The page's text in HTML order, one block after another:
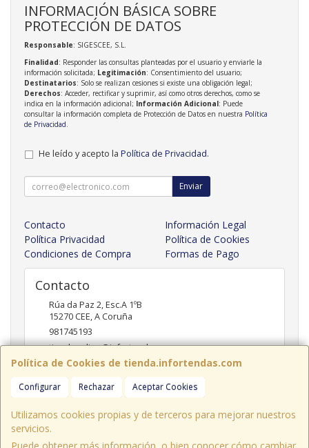
Política de Cookies de tienda.infortendas.com
Configurar Rechazar Aceptar Cookies
Utilizamos cookies propias y de terceros para mejorar nuestros
servicios.
INFORMACIÓN BÁSICA SOBRE
PROTECCIÓN DE DATOS
Responsable: SIGESCEE, S.L.
Finalidad: Responder las consultas planteadas por el usuario y enviarle la
información solicitada; Legitimación: Consentimiento del usuario;
Destinatarios: Solo se realizan cesiones si existe una obligación legal;
Derechos: Acceder, rectificar y suprimir, así como otros derechos, como se
indica en la información adicional; Información Adicional: Puede
consultar la información completa de Protección de Datos en nuestra Política
de Privacidad.
He leído y acepto la Política de Privacidad.
Enviar
Contacto
Información Legal
Política Privacidad
Política de Cookies
Condiciones de Compra
Formas de Pago
Contacto
Rúa da Paz 2, Esc.A 1ºB
15270 CEE,A Coruña
981745193
tiendaonline@infortendas.com
Horario
09:00 - 20:00